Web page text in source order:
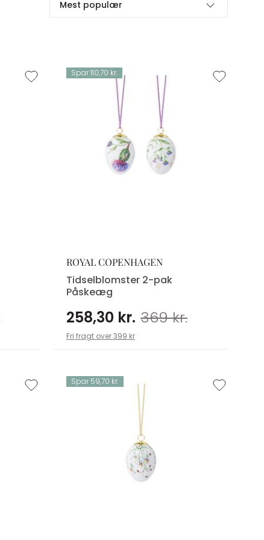
Mest populær
Spar 110,70 kr.
ROYAL COPENHAGEN
Tidselblomster 2-pak
Påskeæg
258,30 kr. 369 kr.
Fri fragt over 399 kr
Spar 59,70 kr.